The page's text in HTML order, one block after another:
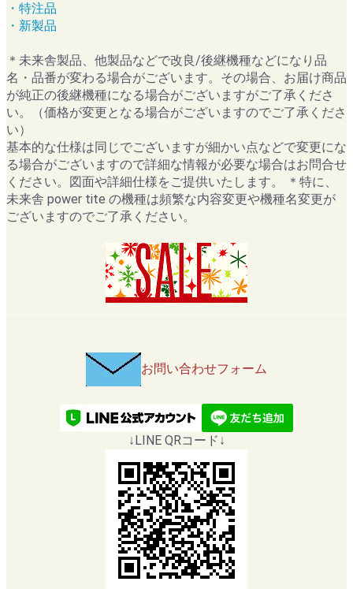
・特注品
・新製品
＊未来舎製品、他製品などで改良/後継機種などになり品
名・品番が変わる場合がございます。その場合、お届け商品
が純正の後継機種になる場合がございますがご了承くださ
い。（価格が変更となる場合がございますのでご了承くださ
い）
基本的な仕様は同じでございますが細かい点などで変更にな
る場合がございますので詳細な情報が必要な場合はお問合せ
ください。図面や詳細仕様をご提供いたします。 ＊特に、
未来舎 power tite の機種は頻繁な内容変更や機種名変更が
ございますのでご了承ください。
お問い合わせフォーム
↓LINE QRコード↓